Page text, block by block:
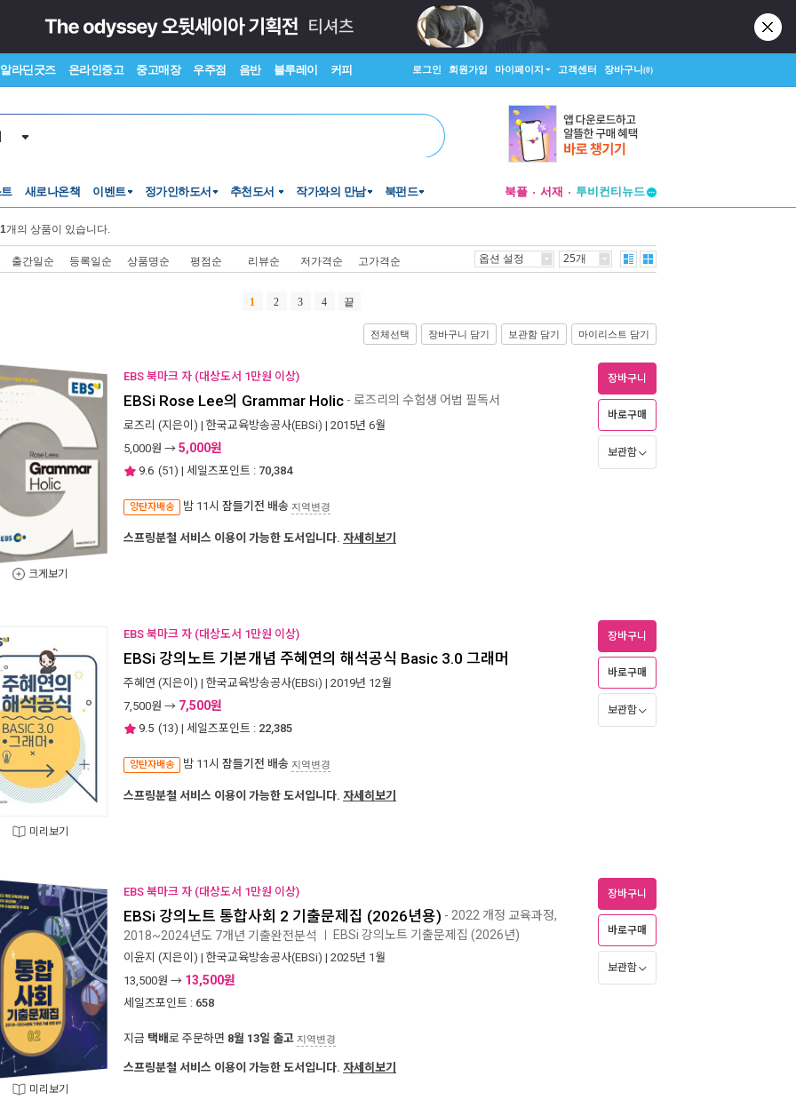
알라딘굿즈 온라인중고 중고매장 우주점 음반 블루레이 커피 로그인 회원가입 마이페이지 고객센터 장바구니(0)
새로나온책 이벤트 정가인하도서 추천도서 작가와의 만남 북펀드 북플 서재
창작플랫폼
개의 상품이 있습니다.
출간일순 등록일순 상품명순 평점순 리뷰순 저가격순 고가격순 옵션 설정 25개
1 2 3 4 끝
전체선택 장바구니 담기 보관함 담기 마이리스트 담기
크게보기
EBS 북마크 자 (대상도서 1만원 이상)
EBSi Rose Lee의 Grammar Holic - 로즈리의 수험생 어법 필독서
로즈리 (지은이) | 한국교육방송공사(EBSi) | 2015년 6월
5,000원 → 5,000원
9.6 (51) | 세일즈포인트 : 70,384
양탄자배송 밤 11시 잠들기전 배송 지역변경
장바구니
바로구매
보관함
스프링분철 서비스 이용이 가능한 도서입니다. 자세히보기
미리보기
EBS 북마크 자 (대상도서 1만원 이상)
EBSi 강의노트 기본개념 주혜연의 해석공식 Basic 3.0 그래머
주혜연 (지은이) | 한국교육방송공사(EBSi) | 2019년 12월
7,500원 → 7,500원
9.5 (13) | 세일즈포인트 : 22,385
양탄자배송 밤 11시 잠들기전 배송 지역변경
장바구니
바로구매
보관함
스프링분철 서비스 이용이 가능한 도서입니다. 자세히보기
미리보기
EBS 북마크 자 (대상도서 1만원 이상)
EBSi 강의노트 통합사회 2 기출문제집 (2026년용) - 2022 개정 교육과정,
2018~2024년도 7개년 기출완전분석 EBSi 강의노트 기출문제집 (2026년)
이윤지 (지은이) | 한국교육방송공사(EBSi) | 2025년 1월
13,500원 → 13,500원
세일즈포인트 : 658
지금 택배로 주문하면 8월 13일 출고 지역변경
장바구니
바로구매
보관함
스프링분철 서비스 이용이 가능한 도서입니다. 자세히보기